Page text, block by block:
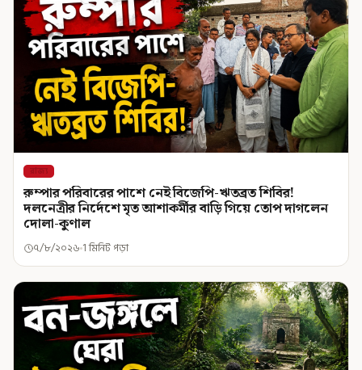
রাজ্য
রুম্পার পরিবারের পাশে নেই বিজেপি-ঋতব্রত শিবির!
দলনেত্রীর নির্দেশে মৃত আশাকর্মীর বাড়ি গিয়ে তোপ দাগলেন
দোলা-কুণাল
৭/৮/২০২৬ 1 মিনিট পড়া